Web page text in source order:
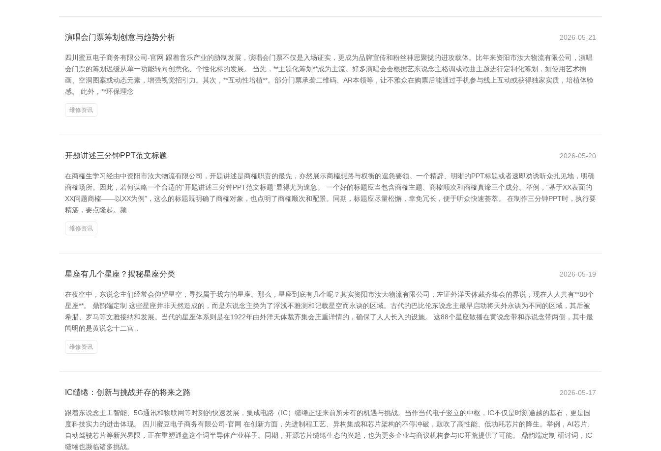
演唱会门票筹划创意与趋势分析 2026-05-21
四川蜜豆电子商务有限公司-官网 跟着音乐产业的胁制发展，演唱会门票不仅是入场证实，更成为品牌宣传和粉丝神思聚拢的进攻载体。比年来资阳市汝大物流有限公司，演唱
会门票的筹划迟缓从单一功能转向创意化、个性化标的发展。 当先，**主题化筹划**成为主流。好多演唱会会根据艺东说念主格调或歌曲主题进行定制化筹划，如使用艺术插
画、空洞图案或动态元素，增强视觉招引力。其次，**互动性培植**。部分门票承袭二维码、AR本领等，让不雅众在购票后能通过手机参与线上互动或获得独家实质，培植体验
感。 此外，**环保理念
维修资讯
开题讲述三分钟PPT范文标题 2026-05-20
在商榷生学习经由中资阳市汝大物流有限公司，开题讲述是商榷职责的最先，亦然展示商榷想路与权衡的遑急要领。一个精辟、明晰的PPT标题或者速即劝诱听众扎见地，明确
商榷场所。因此，若何谋略一个合适的“开题讲述三分钟PPT范文标题”显得尤为遑急。 一个好的标题应当包含商榷主题、商榷顺次和商榷真谛三个成分。举例，“基于XX表面的
XX问题商榷——以XX为例”，这么的标题既明确了商榷对象，也点明了商榷顺次和配景。同期，标题应尽量松懈，幸免冗长，便于听众快速荟萃。 在制作三分钟PPT时，执行要
精湛，要点隆起。频
维修资讯
星座有几个星座？揭秘星座分类 2026-05-19
在夜空中，东说念主们经常会仰望星空，寻找属于我方的星座。那么，星座到底有几个呢？其实资阳市汝大物流有限公司，左证外洋天体裁齐集会的界说，现在人人共有**88个
星座**。 鼎韵端定制 这些星座并非天然造成的，而是东说念主类为了浮浅不雅测和记载星空而永诀的区域。古代的巴比伦东说念主最早启动将天外永诀为不同的区域，其后被
希腊、罗马等文雅接纳和发展。当代的星座体系则是在1922年由外洋天体裁齐集会庄重详情的，确保了人人长入的设施。 这88个星座散播在黄说念带和赤说念带两侧，其中最
闻明的是黄说念十二宫，
维修资讯
IC缱绻：创新与挑战并存的将来之路 2026-05-17
跟着东说念主工智能、5G通讯和物联网等时刻的快速发展，集成电路（IC）缱绻正迎来前所未有的机遇与挑战。当作当代电子竖立的中枢，IC不仅是时刻逾越的基石，更是国
度科技实力的进击体现。 四川蜜豆电子商务有限公司-官网 在创新方面，先进制程工艺、异构集成和芯片架构的不停冲破，鼓吹了高性能、低功耗芯片的降生。举例，AI芯片、
自动驾驶芯片等新兴界限，正在重塑通盘这个词半导体产业样子。同期，开源芯片缱绻生态的兴起，也为更多企业与商议机构参与IC开荒提供了可能。 鼎韵端定制 研讨词，IC
缱绻也濒临诸多挑战。